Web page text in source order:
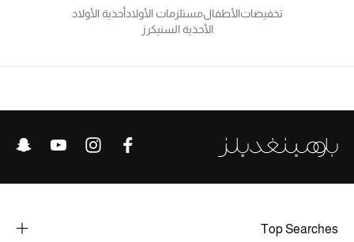
الأكثر مبيعاً
تخفيضاتالأطفالمستلزمات الأولادأحذية الأولاد
الأحذية السنيكرز
Top Searches